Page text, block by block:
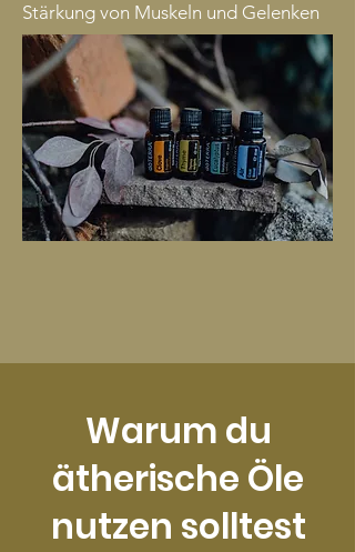
Stärkung von Muskeln und Gelenken
Warum du
ätherische Öle
nutzen solltest